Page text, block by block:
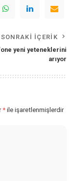
SONRAKI İÇERIK
yeni yeteneklerini
arıyor
* ile işaretlenmişlerdir